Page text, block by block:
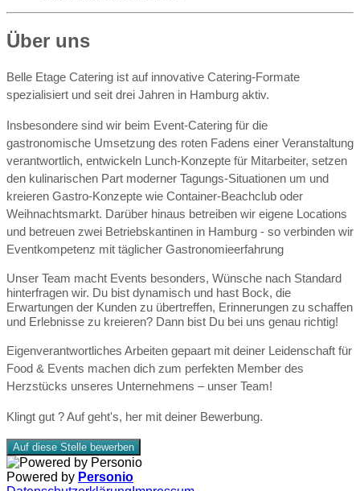
Über uns
Belle Etage Catering ist auf innovative Catering-Formate
spezialisiert und seit drei Jahren in Hamburg aktiv.
Insbesondere sind wir beim Event-Catering für die
gastronomische Umsetzung des roten Fadens einer Veranstaltung
verantwortlich, entwickeln Lunch-Konzepte für Mitarbeiter, setzen
den kulinarischen Part moderner Tagungs-Situationen um und
kreieren Gastro-Konzepte wie Container-Beachclub oder
Weihnachtsmarkt. Darüber hinaus betreiben wir eigene Locations
und betreuen zwei Betriebskantinen in Hamburg - so verbinden wir
Eventkompetenz mit täglicher Gastronomieerfahrung
Unser Team macht Events besonders, Wünsche nach Standard
hinterfragen wir. Du bist dynamisch und hast Bock, die
Erwartungen der Kunden zu übertreffen, Erinnerungen zu schaffen
und Erlebnisse zu kreieren? Dann bist Du bei uns genau richtig!
Eigenverantwortliches Arbeiten gepaart mit deiner Leidenschaft für
Food & Events machen dich zum perfekten Member des
Herzstücks unseres Unternehmens – unser Team!
Klingt gut ? Auf geht's, her mit deiner Bewerbung.
Auf diese Stelle bewerben
Powered by Personio